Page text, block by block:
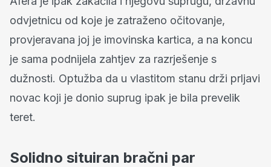
odvjetnicu od koje je zatraženo očitovanje,
provjeravana joj je imovinska kartica, a na koncu
je sama podnijela zahtjev za razrješenje s
dužnosti. Optužba da u vlastitom stanu drži prljavi
novac koji je donio suprug ipak je bila prevelik
teret.
Solidno situiran bračni par